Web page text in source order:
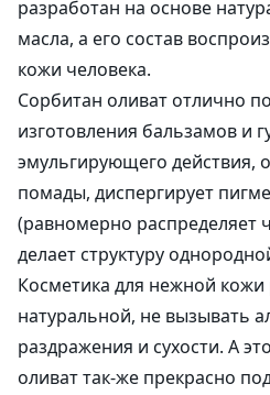
разработан на основе
масла, а его состав
кожи человека.
Сорбитан оливат отлично
изготовления бальзамов и
эмульгирующего действия,
помады, диспергирует
(равномерно распределяет
делает структуру
Косметика для нежной
натуральной, не вызывать
раздражения и сухости. А
оливат так-же прекрасно